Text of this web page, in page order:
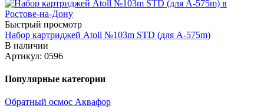
Быстрый просмотр
Набор картриджей Аtoll №103m STD (для A-575m)
В наличии
Артикул: 0596
Популярные категории
Обратный осмос Аквафор